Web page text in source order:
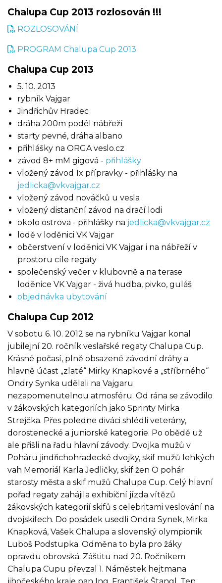
Chalupa Cup 2013 rozlosován !!!
ROZLOSOVÁNÍ
PROGRAM Chalupa Cup 2013
Chalupa Cup 2013
5. 10. 2013
rybník Vajgar
Jindřichův Hradec
dráha 200m podél nábřeží
starty pevné, dráha albano
přihlášky na ORGA veslo.cz
závod 8+ mM gigová - přihlášky
vložený závod 1x přípravky - přihlášky na
jedlicka@vkvajgar.cz
vložený závod nováčků u vesla
vložený distanční závod na dračí lodi
okolo ostrova - přihlášky na jedlicka@vkvajgar.cz
lodě v loděnici VK Vajgar
občerstvení v loděnici VK Vajgar i na nábřeží v
prostoru cíle regaty
společenský večer v klubovně a na terase
loděnice VK Vajgar - živá hudba, pivko, guláš
objednávka ubytování
Chalupa Cup 2012
V sobotu 6. 10. 2012 se na rybníku Vajgar konal
jubilejní 20. ročník veslařské regaty Chalupa Cup.
Krásné počasí, plně obsazené závodní dráhy a
hlavně účast „zlaté“ Mirky Knapkové a „stříbrného“
Ondry Synka udělali na Vajgaru
nezapomenutelnou atmosféru. Od rána se závodilo
v žákovských kategoriích jako Sprinty Mirka
Strejčka. Přes poledne diváci shlédli veterány,
dorostenecké a juniorské kategorie. Po obědě už
ale přišli na řadu hlavní závody. Dvojka mužů v
Poháru jindřichohradecké dvojky, skif mužů lehkých
vah Memoriál Karla Jedličky, skif žen O pohár
starosty města a skif mužů Chalupa Cup. Celý hlavní
pořad regaty zahájila exhibiční jízda vítězů
žákovských kategorií skifů s celebritami veslování na
dvojskifech. Do posádek usedli Ondra Synek, Mirka
Knapková, Vašek Chalupa a slovenský olympionik
Luboš Podstupka. Odměna to byla pro žáky
opravdu obrovská. Záštitu nad 20. Ročníkem
Chalupa Cupu převzal 1. Náměstek hejtmana